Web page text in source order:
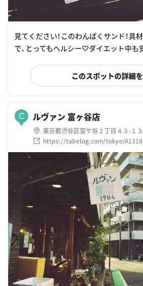
見てください！このわんぱくサンド！具
で、とってもヘルシー♡ダイエット中も
このスポットの詳細
C ルヴァン 富ヶ谷店
東京都渋谷区富ケ谷２丁目４３-１３
https://tabelog.com/tokyo/